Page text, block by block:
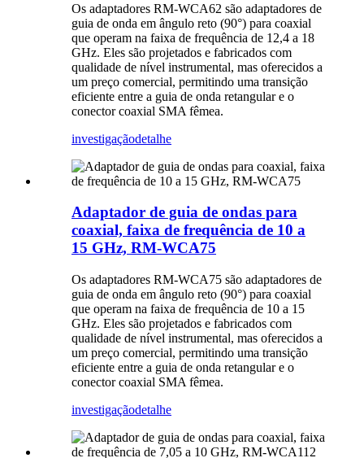
Os adaptadores RM-WCA62 são adaptadores de
guia de onda em ângulo reto (90°) para coaxial
que operam na faixa de frequência de 12,4 a 18
GHz. Eles são projetados e fabricados com
qualidade de nível instrumental, mas oferecidos a
um preço comercial, permitindo uma transição
eficiente entre a guia de onda retangular e o
conector coaxial SMA fêmea.
investigaçãodetalhe
Adaptador de guia de ondas para
coaxial, faixa de frequência de 10 a
15 GHz, RM-WCA75
Os adaptadores RM-WCA75 são adaptadores de
guia de onda em ângulo reto (90°) para coaxial
que operam na faixa de frequência de 10 a 15
GHz. Eles são projetados e fabricados com
qualidade de nível instrumental, mas oferecidos a
um preço comercial, permitindo uma transição
eficiente entre a guia de onda retangular e o
conector coaxial SMA fêmea.
investigaçãodetalhe